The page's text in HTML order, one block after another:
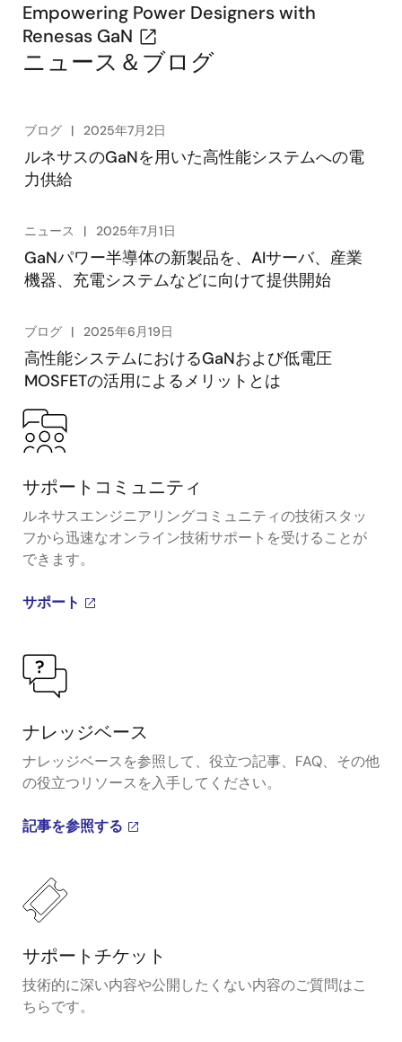
Empowering Power Designers with
Renesas GaN
ニュース＆ブログ
ブログ 2025年7月2日
ルネサスのGaNを用いた高性能システムへの電
力供給
ニュース 2025年7月1日
GaNパワー半導体の新製品を、AIサーバ、産業
機器、充電システムなどに向けて提供開始
ブログ 2025年6月19日
高性能システムにおけるGaNおよび低電圧
MOSFETの活用によるメリットとは
サポートコミュニティ
ルネサスエンジニアリングコミュニティの技術スタッ
フから迅速なオンライン技術サポートを受けることが
できます。
サポート
ナレッジベース
ナレッジベースを参照して、役立つ記事、FAQ、その他
の役立つリソースを入手してください。
記事を参照する
サポートチケット
技術的に深い内容や公開したくない内容のご質問はこ
ちらです。